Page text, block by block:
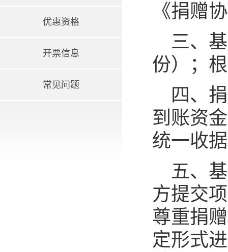
优惠资格
开票信息
常见问题
《捐赠
三、
份）；
四、
到账资
统一收
五、
方提交
尊重捐
定形式